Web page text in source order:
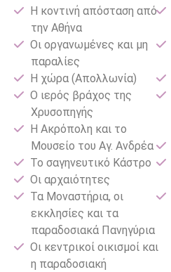
Η κοντινή απόσταση από
την Αθήνα
Οι οργανωμένες και μη
παραλίες
Η χώρα (Απολλωνία)
Ο ιερός βράχος της
Χρυσοπηγής
Η Ακρόπολη και το
Μουσείο του Αγ. Ανδρέα
Το σαγηνευτικό Κάστρο
Οι αρχαιότητες
Τα Μοναστήρια, οι
εκκλησίες και τα
παραδοσιακά Πανηγύρια
Οι κεντρικοί οικισμοί και
η παραδοσιακή